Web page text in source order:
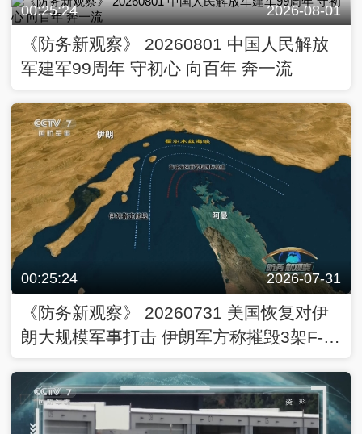
00:25:24 2026-08-01
《防务新观察》 20260801 中国人民解放
军建军99周年 守初心 向百年 奔一流
00:25:24 2026-07-31
《防务新观察》 20260731 美国恢复对伊
朗大规模军事打击 伊朗军方称摧毁3架F-